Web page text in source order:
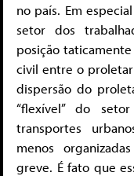
no país. Em
setor dos
posição
civil entre o
dispersão do
“flexível” do
transportes
menos
greve. É fato que